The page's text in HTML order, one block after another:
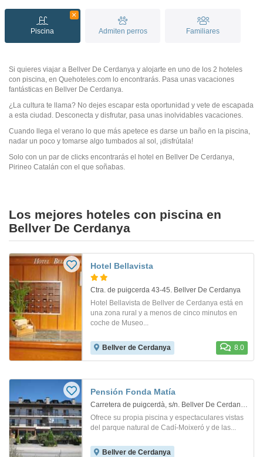
Piscina Admiten perros Familiares
Si quieres viajar a Bellver De Cerdanya y alojarte en uno de los 2 hoteles
con piscina, en Quehoteles.com lo encontrarás. Pasa unas vacaciones
fantásticas en Bellver De Cerdanya.
¿La cultura te llama? No dejes escapar esta oportunidad y vete de escapada
a esta ciudad. Desconecta y disfrutar, pasa unas inolvidables vacaciones.
Cuando llega el verano lo que más apetece es darse un baño en la piscina,
nadar un poco y tomarse algo tumbados al sol, ¡disfrútala!
Solo con un par de clicks encontrarás el hotel en Bellver De Cerdanya,
Pirineo Catalán con el que soñabas.
Los mejores hoteles con piscina en
Bellver De Cerdanya
Hotel Bellavista
Ctra. de puigcerda 43-45. Bellver De Cerdanya
Hotel Bellavista de Bellver de Cerdanya está en
una zona rural y a menos de cinco minutos en
coche de Museo...
Bellver de Cerdanya 8.0
Pensión Fonda Matía
Ofrece su propia piscina y espectaculares vistas
del parque natural de Cadí-Moixeró y de las...
Bellver de Cerdanya